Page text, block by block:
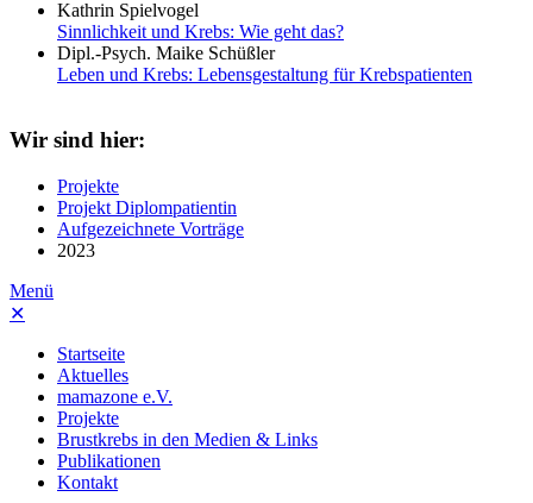
Kathrin Spielvogel
Sinnlichkeit und Krebs: Wie geht das?
Dipl.-Psych. Maike Schüßler
Leben und Krebs: Lebensgestaltung für Krebspatienten
Wir sind hier:
Projekte
Projekt Diplompatientin
Aufgezeichnete Vorträge
2023
Menü
✕
Startseite
Aktuelles
mamazone e.V.
Projekte
Brustkrebs in den Medien & Links
Publikationen
Kontakt